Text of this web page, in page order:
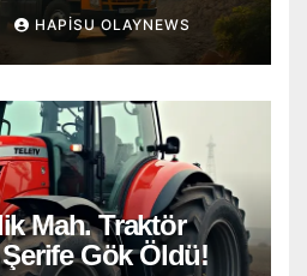
HAPISU OLAYNEWS
Mah. Traktör
Şerife Gök Öldü!